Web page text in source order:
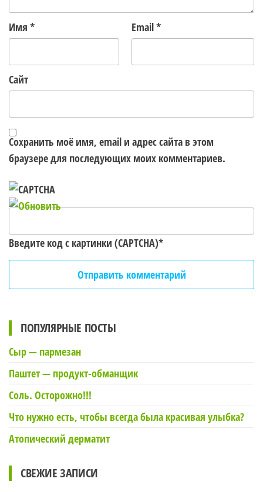
Имя * Email*
Сайт
Сохранить моё имя, email и адрес сайта в этом
браузере для последующих моих комментариев.
Введите код с картинки (CAPTCHA)*
ПОПУЛЯРНЫЕ ПОСТЫ
Сыр — пармезан
Паштет — продукт-обманщик
Соль. Осторожно!!!
Что нужно есть, чтобы всегда была красивая улыбка?
Атопический дерматит
СВЕЖИЕ ЗАПИСИ